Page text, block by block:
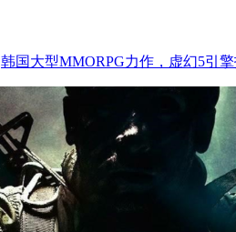
韩国大型MMORPG力作，虚幻5引